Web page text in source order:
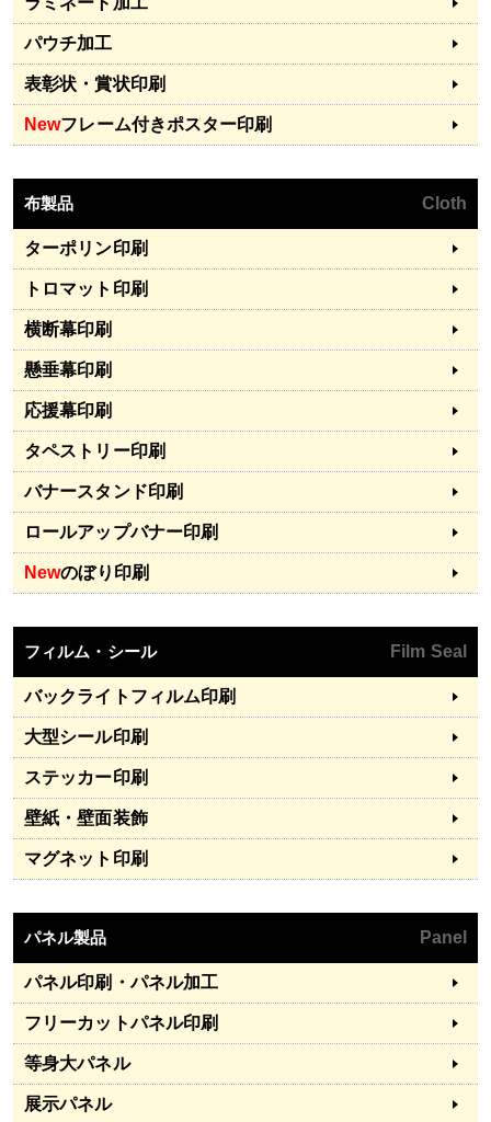
パウチ加工
表彰状・賞状印刷
Newフレーム付きポスター印刷
布製品 Cloth
ターポリン印刷
トロマット印刷
横断幕印刷
懸垂幕印刷
応援幕印刷
タペストリー印刷
バナースタンド印刷
ロールアップバナー印刷
Newのぼり印刷
フィルム・シール Film Seal
バックライトフィルム印刷
大型シール印刷
ステッカー印刷
壁紙・壁面装飾
マグネット印刷
パネル製品 Panel
パネル印刷・パネル加工
フリーカットパネル印刷
等身大パネル
展示パネル